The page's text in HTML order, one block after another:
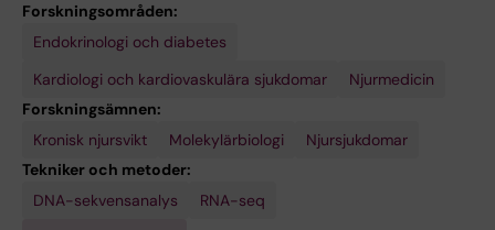
Forskningsområden:
Endokrinologi och diabetes
Kardiologi och kardiovaskulära sjukdomar
Njurmedicin
Forskningsämnen:
Kronisk njursvikt
Molekylärbiologi
Njursjukdomar
Tekniker och metoder:
DNA-sekvensanalys
RNA-seq